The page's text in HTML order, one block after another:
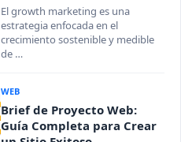
El growth marketing es una
estrategia enfocada en el
crecimiento sostenible y medible
de …
WEB
Brief de Proyecto Web:
Guía Completa para Crear